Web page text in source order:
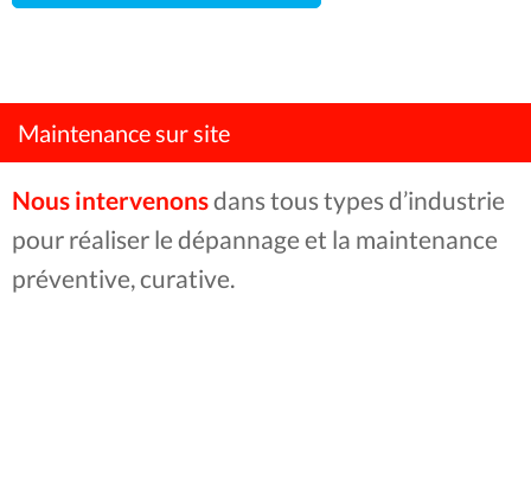
Maintenance sur site
Nous intervenonsdans tous types d’industrie
pour réaliser le dépannage et la maintenance
préventive, curative.